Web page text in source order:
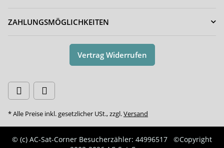
ZAHLUNGSMÖGLICHKEITEN
Vertrag Widerrufen
* Alle Preise inkl. gesetzlicher USt., zzgl.Versand
© (c) AC-Sat-Corner Besucherzähler: 44996517
©Copyright